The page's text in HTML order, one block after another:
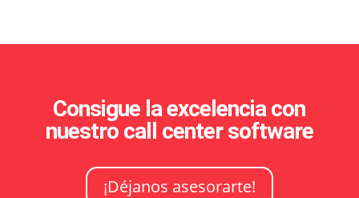
Consigue la excelencia con
nuestro call center software
¡Déjanos asesorarte!